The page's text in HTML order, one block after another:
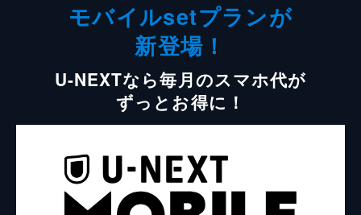
モバイルsetプランが
新登場！
U-NEXTなら毎月のスマホ代が
ずっとお得に！